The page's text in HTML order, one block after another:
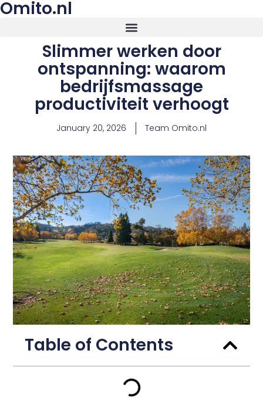
Omito.nl
Slimmer werken door
ontspanning: waarom
bedrijfsmassage
productiviteit verhoogt
January 20, 2026 Team Omito.nl
Table of Contents